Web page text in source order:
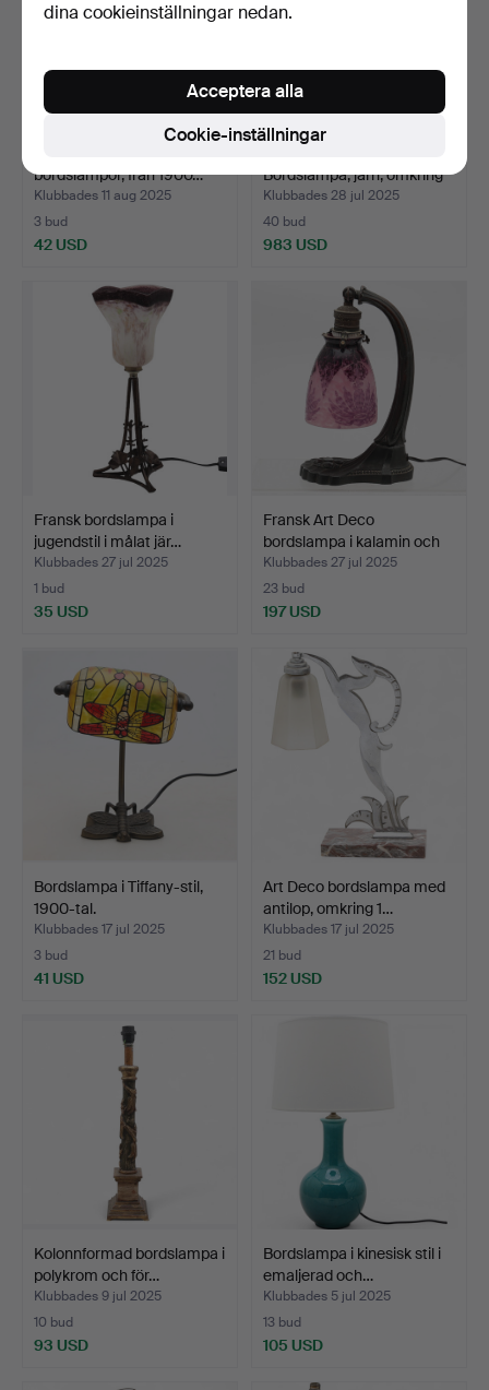
bordslampor, från 1900…
Klubbades 11 aug 2025
3 bud
42 USD
Bordslampa, järn, omkring
1…
Klubbades 28 jul 2025
40 bud
983 USD
Fransk bordslampa i
jugendstil i målat jär…
Klubbades 27 jul 2025
1 bud
35 USD
Fransk Art Deco
bordslampa i kalamin och
S…
Klubbades 27 jul 2025
23 bud
197 USD
Bordslampa i Tiffany-stil,
1900-tal.
Klubbades 17 jul 2025
3 bud
41 USD
Art Deco bordslampa med
antilop, omkring 1…
Klubbades 17 jul 2025
21 bud
152 USD
Kolonnformad bordslampa i
polykrom och för…
Klubbades 9 jul 2025
10 bud
93 USD
Bordslampa i kinesisk stil i
emaljerad och…
Klubbades 5 jul 2025
13 bud
105 USD
dina cookieinställningar nedan.
Cookie-inställningar
Acceptera alla